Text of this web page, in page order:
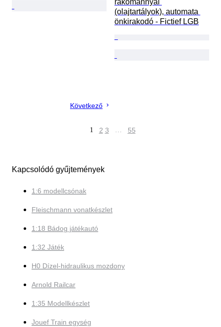
rakománnyal
(olajtartályok), automata
önkirakodó - Fictief LGB
Következő
1 2 3 … 55
Kapcsolódó gyűjtemények
1:6 modellcsónak
Fleischmann vonatkészlet
1:18 Bádog játékautó
1:32 Játék
H0 Dízel-hidraulikus mozdony
Arnold Railcar
1:35 Modellkészlet
Jouef Train egység